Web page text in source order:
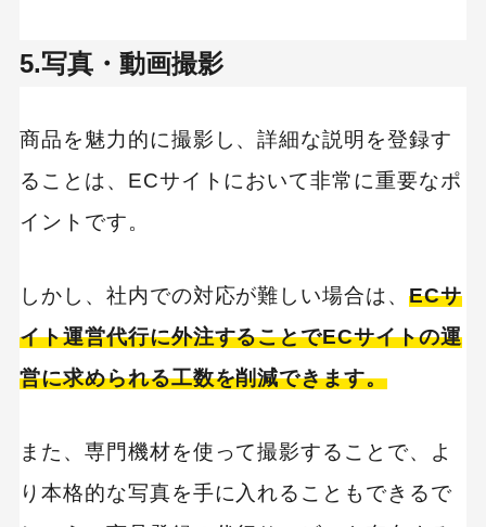
5.写真・動画撮影
商品を魅力的に撮影し、詳細な説明を登録す
ることは、ECサイトにおいて非常に重要なポ
イントです。
しかし、社内での対応が難しい場合は、ECサ
イト運営代行に外注することでECサイトの運
営に求められる工数を削減できます。
また、専門機材を使って撮影することで、よ
り本格的な写真を手に入れることもできるで